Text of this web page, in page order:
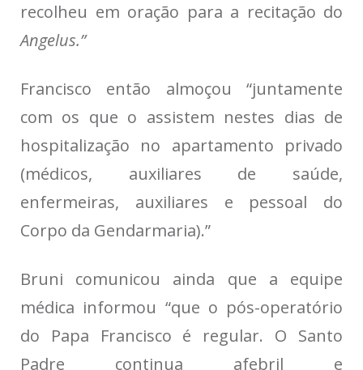
recolheu em oração para a recitação do
Angelus.”
Francisco então almoçou “juntamente
com os que o assistem nestes dias de
hospitalização no apartamento privado
(médicos, auxiliares de saúde,
enfermeiras, auxiliares e pessoal do
Corpo da Gendarmaria).”
Bruni comunicou ainda que a equipe
médica informou “que o pós-operatório
do Papa Francisco é regular. O Santo
Padre continua afebril e